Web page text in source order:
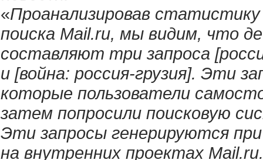
«Проанализировав
поиска Mail.ru, мы видим, что
составляют три запроса
и [война: россия-грузия]. Эти
которые пользователи
затем попросили поисковую
Эти запросы генерируются
на внутренних проектах